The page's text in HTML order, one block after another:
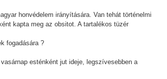
honvédelem irányítására. Van tehát történelmi
kapta meg az obsitot. A tartalékos tüzér
fogadására ?
esténként jut ideje, legszívesebben a